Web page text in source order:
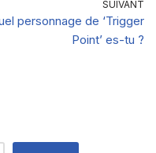
SUIVANT
personnage de ‘Trigger
Point’ es-tu ?